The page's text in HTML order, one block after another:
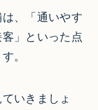
、「通いやす
」といった点
。
いきましょ